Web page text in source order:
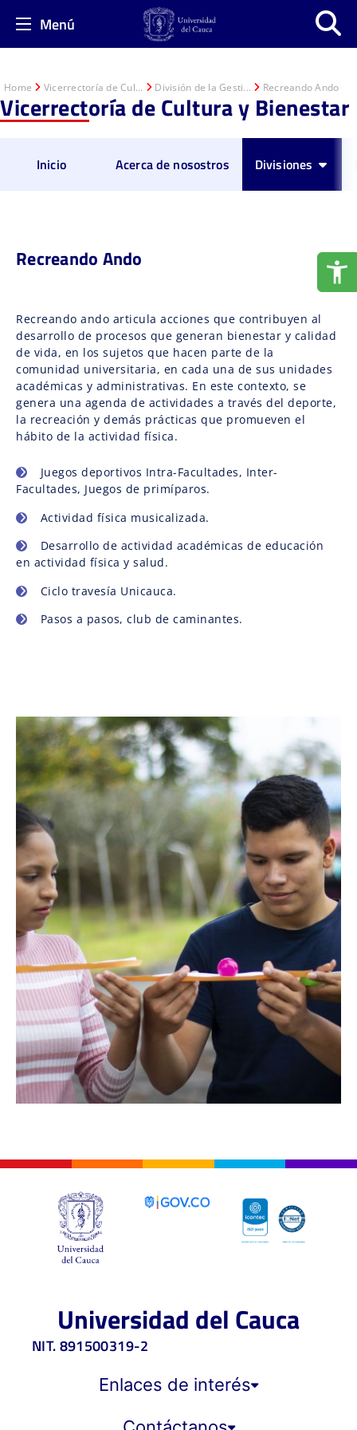
Menú
Home Vicerrectoría de Cul... División de la Gesti... Recreando Ando
Vicerrectoría de Cultura y Bienestar
Inicio Acerca de nosostros Divisiones
Recreando Ando
Recreando ando articula acciones que contribuyen al
desarrollo de procesos que generan bienestar y calidad
de vida, en los sujetos que hacen parte de la
comunidad universitaria, en cada una de sus unidades
académicas y administrativas. En este contexto, se
genera una agenda de actividades a través del deporte,
la recreación y demás prácticas que promueven el
hábito de la actividad física.
Juegos deportivos Intra-Facultades, Inter-
Facultades, Juegos de primíparos.
Actividad física musicalizada.
Desarrollo de actividad académicas de educación
en actividad física y salud.
Ciclo travesía Unicauca.
Pasos a pasos, club de caminantes.
Universidad del Cauca
NIT. 891500319-2
Enlaces de interés